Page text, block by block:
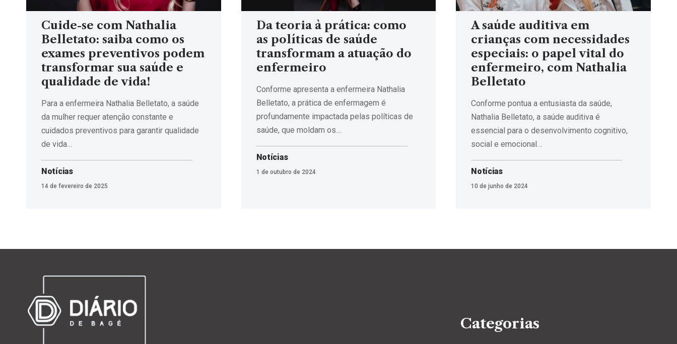
Cuide-se com Nathalia
Belletato: saiba como os
exames preventivos podem
transformar sua saúde e
qualidade de vida!
Para a enfermeira Nathalia Belletato, a saúde
da mulher requer atenção constante e
cuidados preventivos para garantir qualidade
de vida…
Notícias
14 de fevereiro de 2025
Da teoria à prática: como
as políticas de saúde
transformam a atuação do
enfermeiro
Conforme apresenta a enfermeira Nathalia
Belletato, a prática de enfermagem é
profundamente impactada pelas políticas de
saúde, que moldam os…
Notícias
1 de outubro de 2024
A saúde auditiva em
crianças com necessidades
especiais: o papel vital do
enfermeiro, com Nathalia
Belletato
Conforme pontua a entusiasta da saúde,
Nathalia Belletato, a saúde auditiva é
essencial para o desenvolvimento cognitivo,
social e emocional…
Notícias
10 de junho de 2024
Categorias